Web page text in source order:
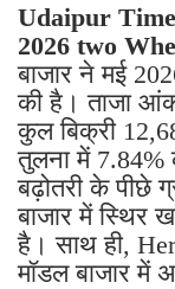
Udaipur
2026 two
बाजार ने मई
की है। ताजा
कुल बिक्री
तुलना में 7.84%
बढ़ोतरी के पीछे
बाजार में स्थिर
है। साथ ही,
मॉडल बाजार में